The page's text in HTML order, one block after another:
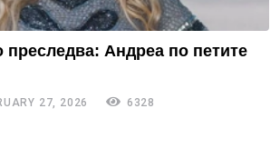
преследва: Андреа по петите
27, 2026
6328